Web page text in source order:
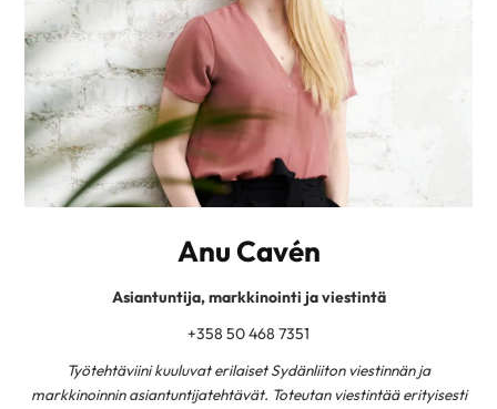
Anu Cavén
Asiantuntija, markkinointi ja viestintä
+358 50 468 7351
Työtehtäviini kuuluvat erilaiset Sydänliiton viestinnän ja
markkinoinnin asiantuntijatehtävät. Toteutan viestintää erityisesti